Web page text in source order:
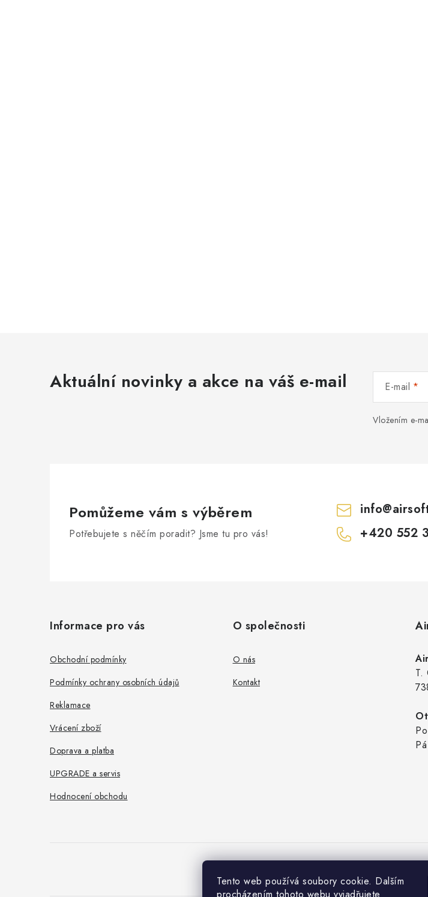
Tento web používá soubory cookie. Dalším
Aktuální novinky a akce na váš e-mail E-mail
Vložením e-
Pomůžeme vám s výběrem
Potřebujete s něčím poradit? Jsme tu pro vás!
info@
+420 552
Informace pro vás
Obchodní podmínky
Podmínky ochrany osobních údajů
Reklamace
Vrácení zboží
Doprava a platba
UPGRADE a servis
Hodnocení obchodu
O společnosti
O nás
Kontakt
T.